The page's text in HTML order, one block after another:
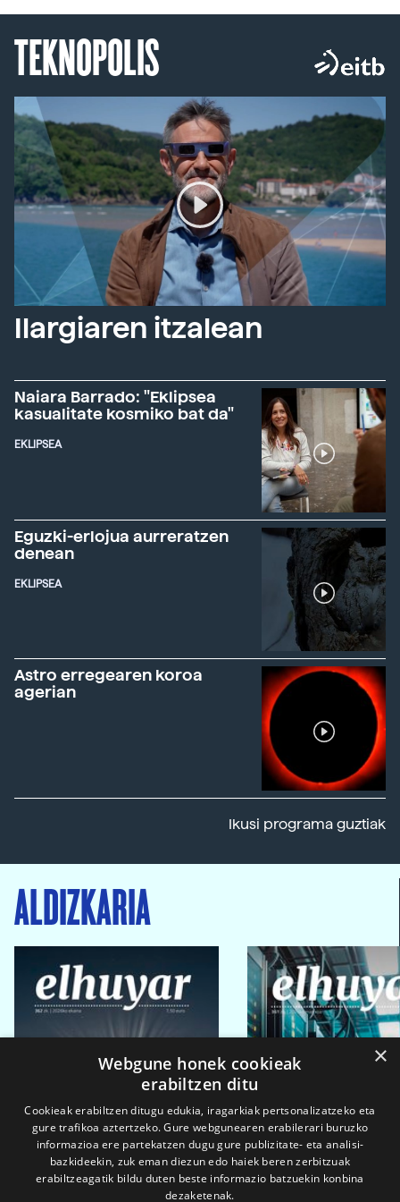
TEKNOPOLIS
Ilargiaren itzalean
Naiara Barrado: "Eklipsea
kasualitate kosmiko bat da"
EKLIPSEA
Eguzki-erlojua aurreratzen
denean
EKLIPSEA
Astro erregearen koroa
agerian
Ikusi programa guztiak
ALDIZKARIA
×
Webgune honek cookieak
erabiltzen ditu
Cookieak erabiltzen ditugu edukia, iragarkiak pertsonalizatzeko eta
gure trafikoa aztertzeko. Gure webgunearen erabilerari buruzko
informazioa ere partekatzen dugu gure publizitate- eta analisi-
bazkideekin, zuk eman diezun edo haiek beren zerbitzuak
erabiltzeagatik bildu duten beste informazio batzuekin konbina
dezaketenak.